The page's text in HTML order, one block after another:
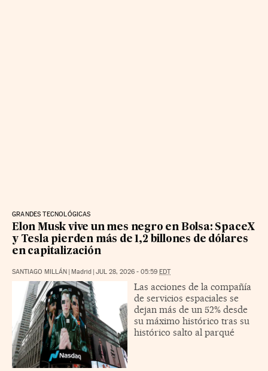
GRANDES TECNOLÓGICAS
Elon Musk vive un mes negro en Bolsa: SpaceX
y Tesla pierden más de 1,2 billones de dólares
en capitalización
SANTIAGO MILLÁN | Madrid | JUL 28, 2026 - 05:59 EDT
Las acciones de la compañía
de servicios espaciales se
dejan más de un 52% desde
su máximo histórico tras su
histórico salto al parqué